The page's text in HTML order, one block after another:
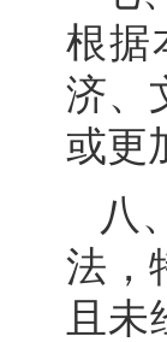
根据
济、
或更
八
法，
且